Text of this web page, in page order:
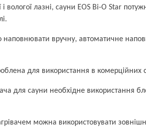
вологої лазні, сауни EOS Bi-O Star
наповнювати вручну, автоматичне
для використання в комерційних
для сауни необхідне використання
можна використовувати